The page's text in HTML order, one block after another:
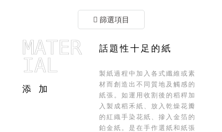
篩選項目
MATER
IAL
添加
話題性十足的紙
製紙過程中加入各式纖維或素
材而創造出不同質地及觸感的
紙張。如運用收割後的稻稈加
入製成稻禾紙、放入乾燥花瓣
的紅織手染花紙、摻入金箔的
鉑金紙。是在手作選紙和紙張